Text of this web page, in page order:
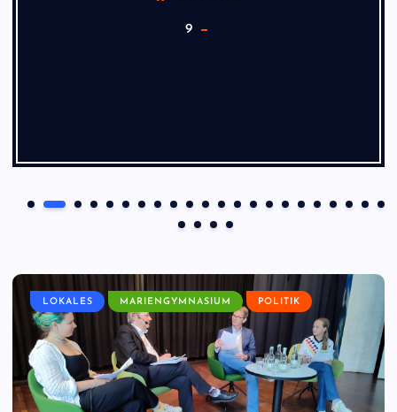
9
LOKALES MARIENGYMNASIUM POLITIK